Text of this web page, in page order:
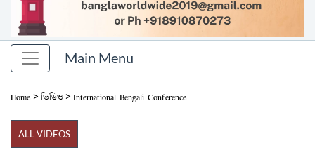
Home > ভিডিও > International Bengali Conference
ALL VIDEOS